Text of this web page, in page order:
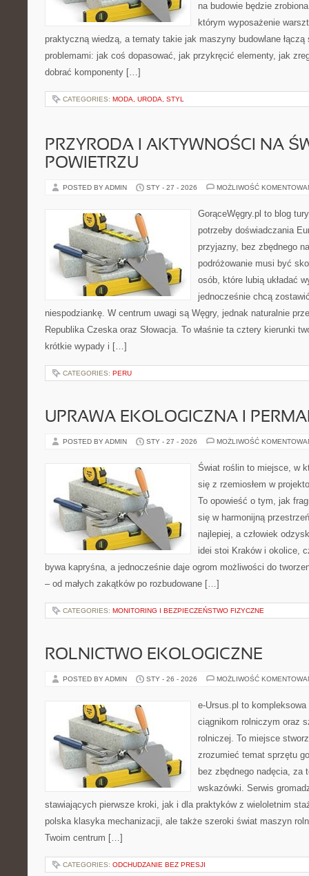
na budowie będzie
którym wyposażenie
praktyczną wiedzą, a tematy takie jak maszyny budowlane
problemami: jak coś dopasować, jak przykręcić elementy, jak
dobrać komponenty […]
CATEGORIES: MODA, URODA, STYL
PRZYRODA I AKTYWNOŚCI NA
POWIETRZU
POSTED BY ADMIN STY - 27 - 2026 MOŻLIWOŚĆ
GorąceWęgry.pl to blog
potrzeby doświadczania
przyjazny, bez zbędnego
podróżowanie musi być
osób, które lubią układać
jednocześnie chcą
niespodziankę. W centrum uwagi są Węgry, jednak naturalnie
Republika Czeska oraz Słowacja. To właśnie ta cztery kierunki
krótkie wypady i […]
CATEGORIES: PERU
UPRAWA EKOLOGICZNA I
POSTED BY ADMIN STY - 27 - 2026 MOŻLIWOŚĆ
Świat roślin to miejsce, w
się z rzemiosłem w
To opowieść o tym, jak
się w harmonijną
najlepiej, a człowiek
idei stoi Kraków i okolice,
bywa kapryśna, a jednocześnie daje ogrom możliwości do
– od małych zakątków po rozbudowane […]
CATEGORIES: MONITORING I BEZPIECZEŃSTWO FIZYCZNE
ROLNICTWO EKOLOGICZNE
POSTED BY ADMIN STY - 26 - 2026 MOŻLIWOŚĆ
e-Ursus.pl to
ciągnikom rolniczym oraz
rolniczej. To miejsce
zrozumieć temat sprzętu
bez zbędnego nadęcia, za
wskazówki. Serwis
stawiających pierwsze kroki, jak i dla praktyków z wieloletnim
polska klasyka mechanizacji, ale także szeroki świat maszyn
Twoim centrum […]
CATEGORIES: ODCHUDZANIE BEZ PRESJI